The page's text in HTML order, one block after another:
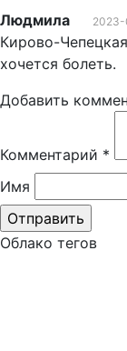
Людмила
2023-
Кирово-
хочется болеть.
Добавить
Комментарий *
Имя
Облако тегов